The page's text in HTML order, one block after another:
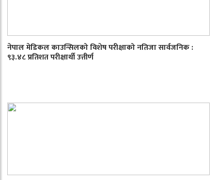
नेपाल मेडिकल काउन्सिलको विशेष परीक्षाको नतिजा सार्वजनिक :
९३.४८ प्रतिशत परीक्षार्थी उत्तीर्ण